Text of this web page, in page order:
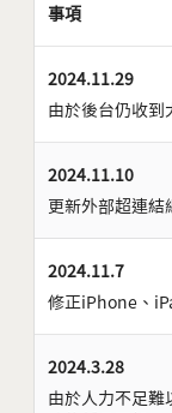
事項
2024.11.29
由於後台仍收到
2024.11.10
更新外部超連結
2024.11.7
修正iPhone、
2024.3.28
由於人力不足